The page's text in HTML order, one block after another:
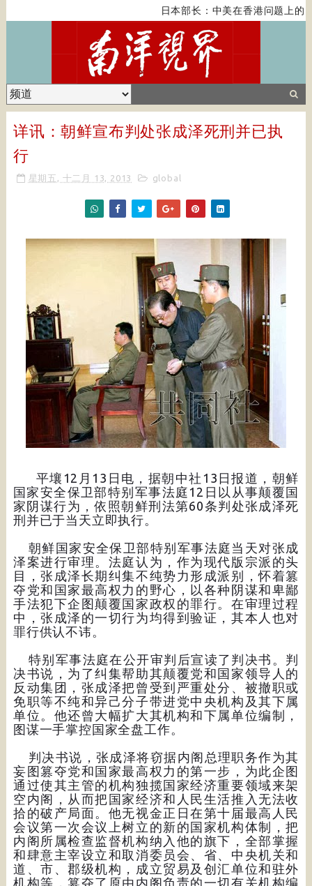
日本部长：中美在香港问题上的
详讯：朝鲜宣布判处张成泽死刑并已执
行
星期五, 十二月 13, 2013 global
平壤12月13日电，据朝中社13日报道，朝鲜
国家安全保卫部特别军事法庭12日以从事颠覆国
家阴谋行为，依照朝鲜刑法第60条判处张成泽死
刑并已于当天立即执行。
朝鲜国家安全保卫部特别军事法庭当天对张成
泽案进行审理。法庭认为，作为现代版宗派的头
目，张成泽长期纠集不纯势力形成派别，怀着篡
夺党和国家最高权力的野心，以各种阴谋和卑鄙
手法犯下企图颠覆国家政权的罪行。在审理过程
中，张成泽的一切行为均得到验证，其本人也对
罪行供认不讳。
特别军事法庭在公开审判后宣读了判决书。判
决书说，为了纠集帮助其颠覆党和国家领导人的
反动集团，张成泽把曾受到严重处分、被撤职或
免职等不纯和异己分子带进党中央机构及其下属
单位。他还曾大幅扩大其机构和下属单位编制，
图谋一手掌控国家全盘工作。
判决书说，张成泽将窃据内阁总理职务作为其
妄图篡夺党和国家最高权力的第一步，为此企图
通过使其主管的机构独揽国家经济重要领域来架
空内阁，从而把国家经济和人民生活推入无法收
拾的破产局面。他无视金正日在第十届最高人民
会议第一次会议上树立的新的国家机构体制，把
内阁所属检查监督机构纳入他的旗下，全部掌握
和肆意主宰设立和取消委员会、省、中央机关和
道、市、郡级机构，成立贸易及创汇单位和驻外
机构等，篡夺了原由内阁负责的一切有关机构编